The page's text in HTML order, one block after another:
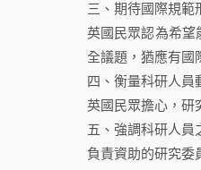
三、期待國際規範
英國民眾認為希望
全議題，猶應有國
四、衡量科研人員
英國民眾擔心，研
五、強調科研人員
負責資助的研究委